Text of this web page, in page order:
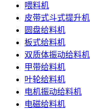
喂料机
皮带式斗式提升机
圆盘给料机
板式给料机
双质体振动给料机
甲带给料机
叶轮给料机
电机振动给料机
电磁给料机